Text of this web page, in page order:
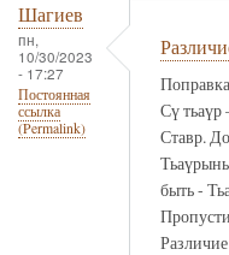
Шагиев
пн,
10/30/2023
- 17:27
Постоянная
ссылка
(Permalink)
Сү
Ставр.
быть -